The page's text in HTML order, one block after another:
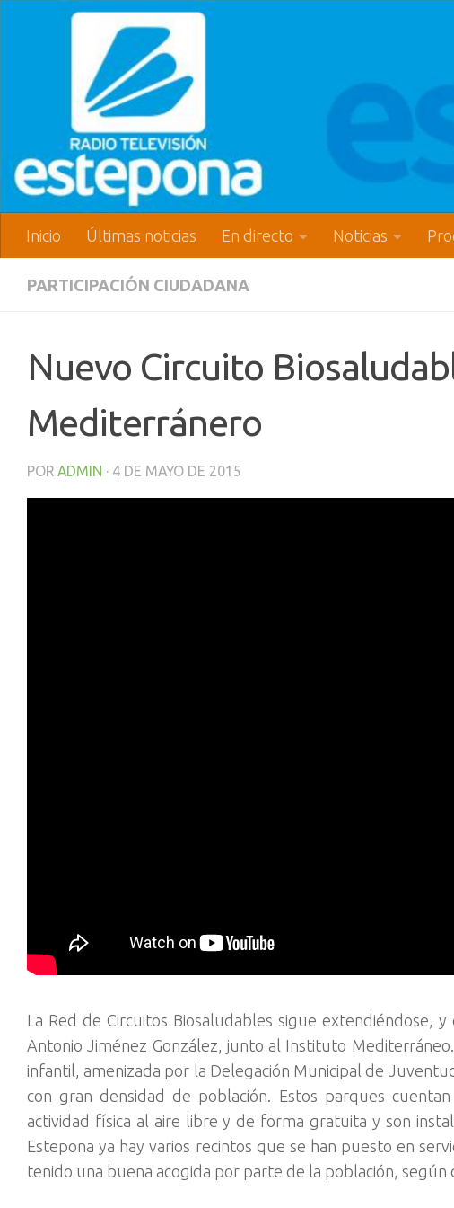
Inicio Últimas noticias En directo Noticias
PARTICIPACIÓN CIUDADANA
Nuevo Circuito
Mediterránero
POR ADMIN · 4 DE MAYO DE 2015
La Red de Circuitos Biosaludables sigue extendiéndose,
Antonio Jiménez González, junto al Instituto
infantil, amenizada por la Delegación Municipal de
con gran densidad de población. Estos parques
actividad física al aire libre y de forma gratuita y son
Estepona ya hay varios recintos que se han puesto en
tenido una buena acogida por parte de la población, según